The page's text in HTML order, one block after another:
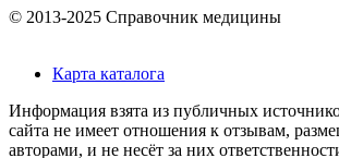
© 2013-2025 Справочник медицины
Карта каталога
Информация взята из публичных
сайта не имеет отношения к отзывам,
авторами, и не несёт за них